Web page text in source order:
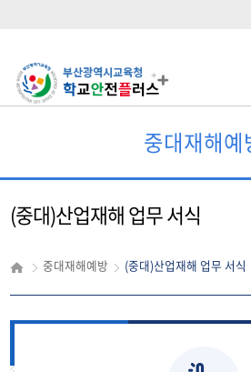
중대재해예
(중대)산업재해 업무 서식
중대재해예방 (중대)산업재해 업무 서식